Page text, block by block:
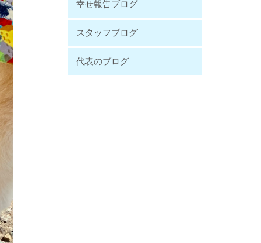
幸せ報告ブログ
スタッフブログ
代表のブログ